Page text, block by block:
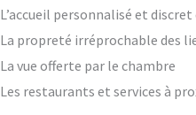
L’accueil personnalisé et
La propreté irréprochable des
La vue offerte par le chambre
Les restaurants et services à